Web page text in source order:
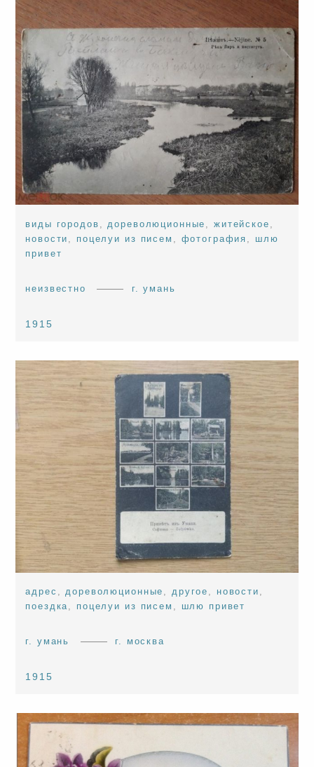
виды городов дореволюционные ,житейское
новости
поцелуи из писем фотография
шлю
привет
неизвестно г. умань
1915
адрес дореволюционные другое новости
поездка
поцелуи из писем шлю привет
г. умань г. москва
1915